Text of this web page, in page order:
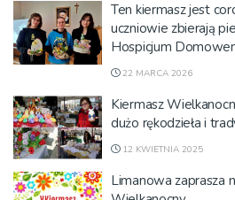
Ten kiermasz jest
uczniowie zbierają
Hospicjum
22 MARCA 2026
Kiermasz
dużo rękodzieła i
12 KWIETNIA 2025
Limanowa zaprasza